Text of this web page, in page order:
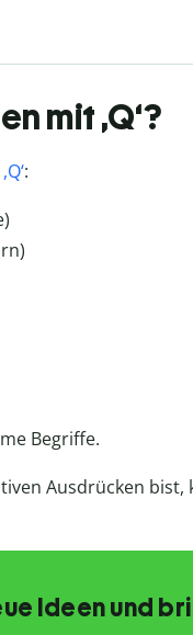
mit ,Q‘?
:
Begriffe.
Ausdrücken bist,
Ideen und